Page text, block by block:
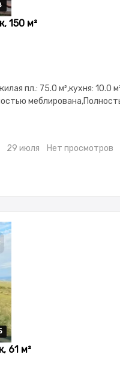
150 м²
пл.: 75.0 м²,кухня: 10.0
29 июля Нет просмотров
61 м²